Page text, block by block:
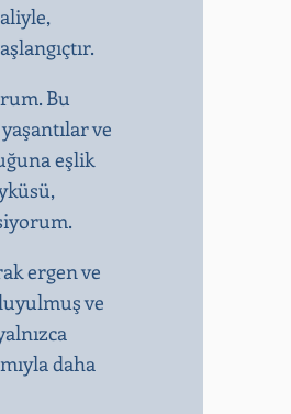
Bu
ve
eşlik
ergen ve
ve
daha